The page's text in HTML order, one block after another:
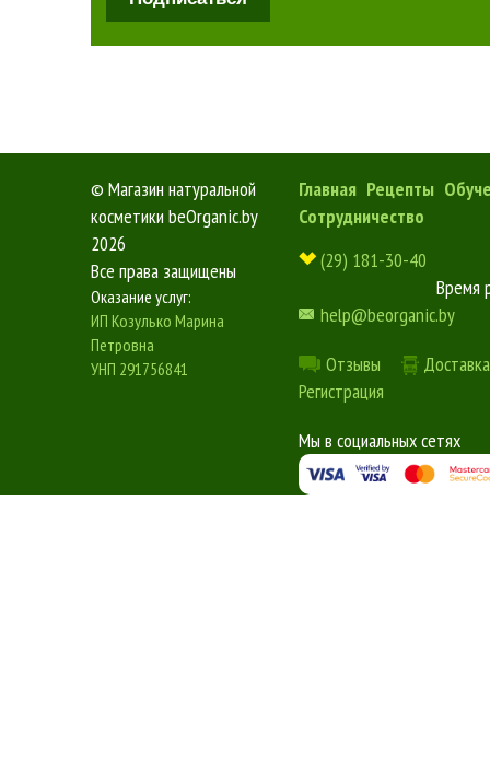
© Магазин натуральной
косметики beOrganic.by
2026
Все права защищены
Оказание услуг:
ИП Козулько Марина
Петровна
УНП 291756841
Главная Рецепты
Сотрудничество
(29) 181-30-40
Время
help@beorganic.by
Отзывы
Регистрация
Мы в социальных сетях